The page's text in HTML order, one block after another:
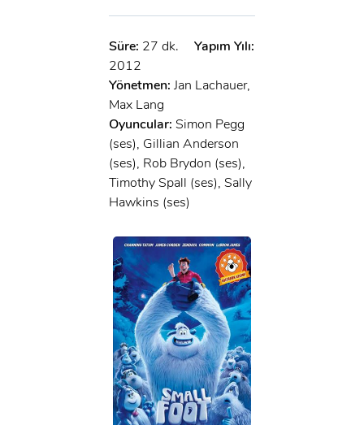
Süre: 27 dk.
Yapım Yılı:
2012
Yönetmen: Jan Lachauer,
Max Lang
Oyuncular: Simon Pegg
(ses), Gillian Anderson
(ses), Rob Brydon (ses),
Timothy Spall (ses), Sally
Hawkins (ses)